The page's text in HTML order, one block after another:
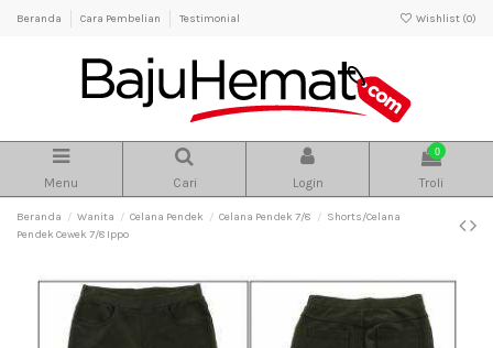
Beranda Cara Pembelian Testimonial Wishlist (0)
Menu Cari Login
0
Troli
Beranda Wanita Celana Pendek Celana Pendek 7/8
Shorts/Celana
Pendek Cewek 7/8 Ippo